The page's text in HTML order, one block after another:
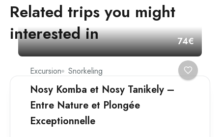
Related trips you might
interested in
74€
Excursion Snorkeling
Nosy Komba et Nosy Tanikely –
Entre Nature et Plongée
Exceptionnelle